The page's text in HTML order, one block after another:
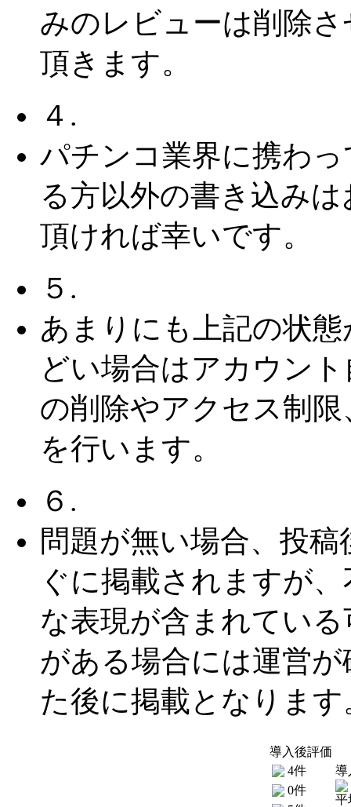
みのレビューは削除さ
頂きます。
４.
パチンコ業界に携わっ
る方以外の書き込みは
頂ければ幸いです。
５.
あまりにも上記の状態
どい場合はアカウント
の削除やアクセス制限
を行います。
６.
問題が無い場合、投稿
ぐに掲載されますが
な表現が含まれている
がある場合には運営が
た後に掲載となります
導入後評価
4件
0件
導
平